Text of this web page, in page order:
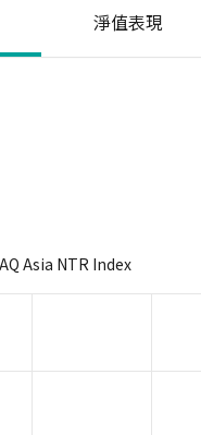
淨值表現
Asia NTR Index